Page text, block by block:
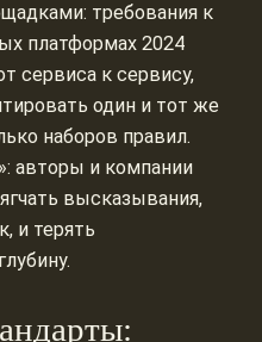
требования к
платформах 2024
сервиса к сервису,
один и тот же
наборов правил.
авторы и компании
высказывания,
и терять